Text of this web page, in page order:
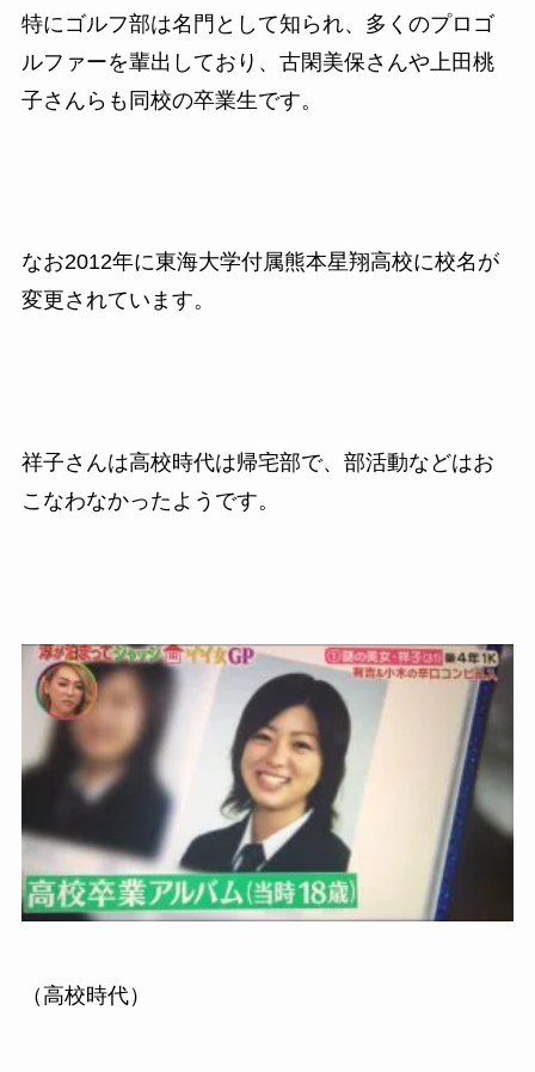
特にゴルフ部は名門として知られ、多くのプロゴ
ルファーを輩出しており、古閑美保さんや上田桃
子さんらも同校の卒業生です。
なお2012年に東海大学付属熊本星翔高校に校名が
変更されています。
祥子さんは高校時代は帰宅部で、部活動などはお
こなわなかったようです。
（高校時代）